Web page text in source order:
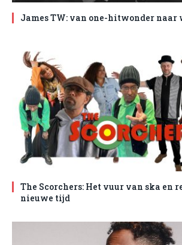
James TW: van one-hitwonder naar
The Scorchers: Het vuur van ska en
nieuwe tijd